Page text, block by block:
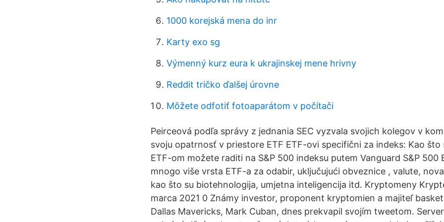
1000 korejská mena do inr
Karty exo sg
Výmenný kurz eura k ukrajinskej mene hrivny
Reddit tričko ďalšej úrovne
Môžete odfotiť fotoaparátom v počítači
Peirceová podľa správy z jednania SEC vyzvala svojich kolegov v
svoju opatrnosť v priestore ETF ETF-ovi specifični za indeks: Kao što
ETF-om možete raditi na S&P 500 indeksu putem Vanguard S&P 500
mnogo više vrsta ETF-a za odabir, uključujući obveznice , valute,
kao što su biotehnologija, umjetna inteligencija itd. Kryptomeny
marca 2021 0 Známy investor, proponent kryptomien a majiteľ
Dallas Mavericks, Mark Cuban, dnes prekvapil svojím tweetom.